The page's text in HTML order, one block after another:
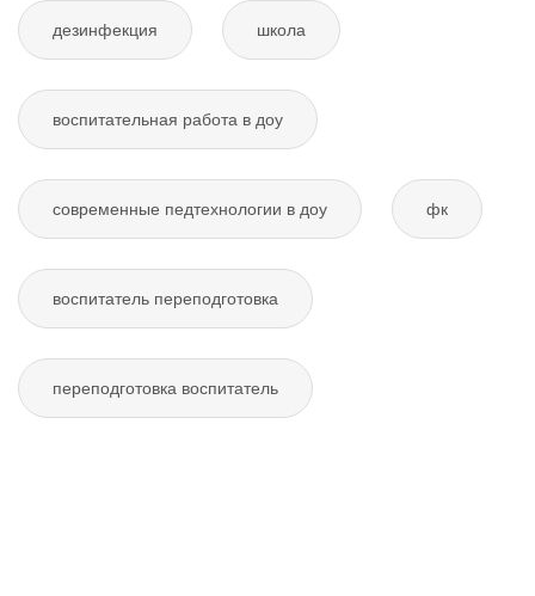
дезинфекция школа
воспитательная работа в доу
современные педтехнологии в доу фк
воспитатель переподготовка
переподготовка воспитатель